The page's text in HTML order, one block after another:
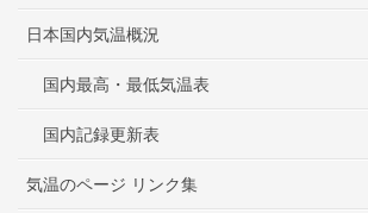
日本国内気温概況
国内最高・最低気温表
国内記録更新表
気温のページ リンク集